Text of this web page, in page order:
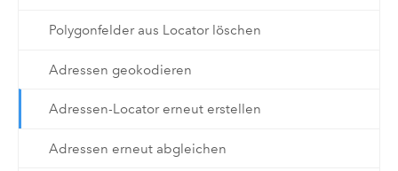
Polygonfelder aus Locator löschen
Adressen geokodieren
Adressen-Locator erneut erstellen
Adressen erneut abgleichen